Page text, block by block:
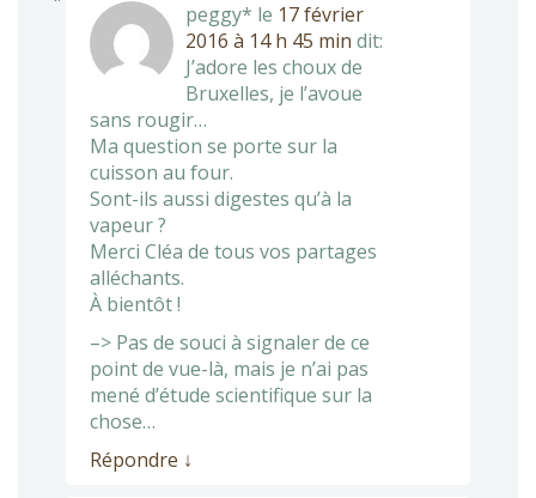
peggy* le 17 février
2016 à 14 h 45 min dit:
J’adore les choux de
Bruxelles, je l’avoue
sans rougir…
Ma question se porte sur la
cuisson au four.
Sont-ils aussi digestes qu’à la
vapeur ?
Merci Cléa de tous vos partages
alléchants.
À bientôt !
–> Pas de souci à signaler de ce
point de vue-là, mais je n’ai pas
mené d’étude scientifique sur la
chose…
Répondre ↓